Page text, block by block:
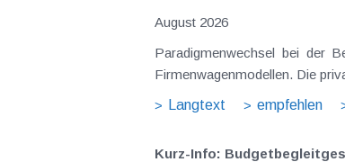
August 2026
Paradigmenwechsel bei der Besteuerung von E-Dienstwagen Über
Firmenwagenmodellen. Die
Langtext
empfehlen
Kurz-Info: